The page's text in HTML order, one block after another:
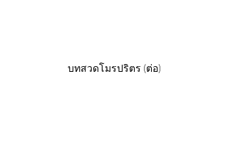
บทสวดโมรปริตร (ต่อ)